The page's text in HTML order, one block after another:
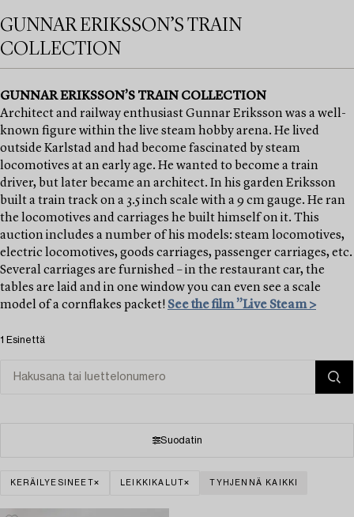
GUNNAR ERIKSSON’S TRAIN
COLLECTION
GUNNAR ERIKSSON’S TRAIN COLLECTION
Architect and railway enthusiast Gunnar Eriksson was a well-
known figure within the live steam hobby arena. He lived
outside Karlstad and had become fascinated by steam
locomotives at an early age. He wanted to become a train
driver, but later became an architect. In his garden Eriksson
built a train track on a 3.5 inch scale with a 9 cm gauge. He ran
the locomotives and carriages he built himself on it. This
auction includes a number of his models: steam locomotives,
electric locomotives, goods carriages, passenger carriages, etc.
Several carriages are furnished – in the restaurant car, the
tables are laid and in one window you can even see a scale
model of a cornflakes packet! See the film ”Live Steam >
1 Esinettä
Suodatin
KERÄILYESINEET LEIKKIKALUT TYHJENNÄ KAIKKI